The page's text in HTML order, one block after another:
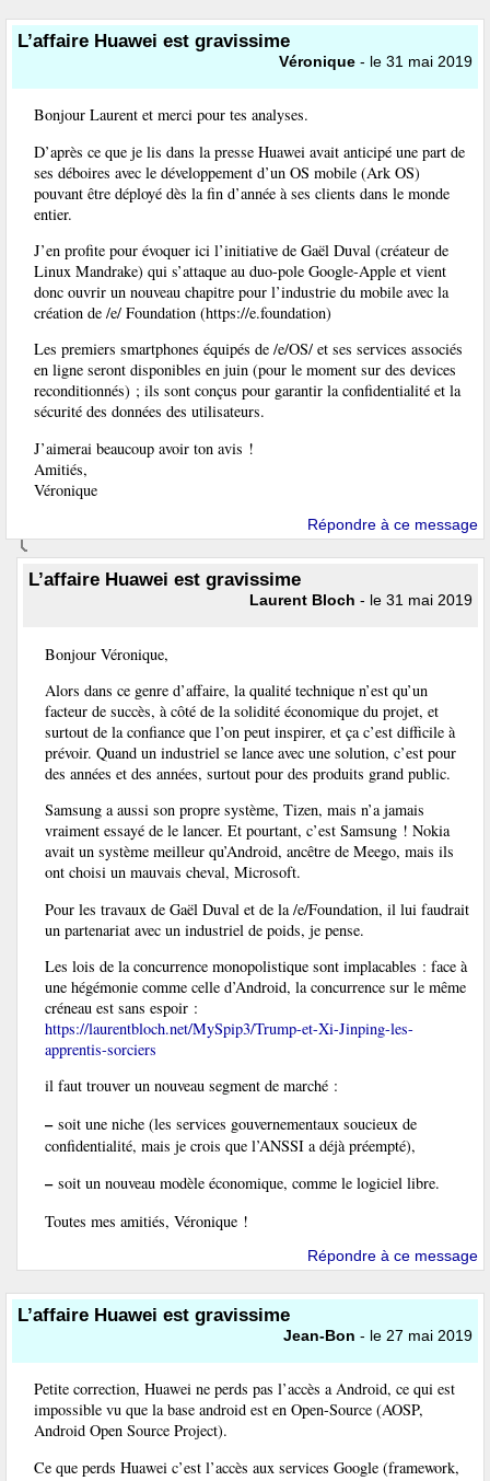
L’affaire Huawei est gravissime
Véronique - le 31 mai 2019
Bonjour Laurent et merci pour tes analyses.
D’après ce que je lis dans la presse Huawei avait anticipé une part de
ses déboires avec le développement d’un OS mobile (Ark OS)
pouvant être déployé dès la fin d’année à ses clients dans le monde
entier.
J’en profite pour évoquer ici l’initiative de Gaël Duval (créateur de
Linux Mandrake) qui s’attaque au duo-pole Google-Apple et vient
donc ouvrir un nouveau chapitre pour l’industrie du mobile avec la
création de /e/ Foundation (https://e.foundation)
Les premiers smartphones équipés de /e/OS/ et ses services associés
en ligne seront disponibles en juin (pour le moment sur des devices
reconditionnés) ; ils sont conçus pour garantir la confidentialité et la
sécurité des données des utilisateurs.
J’aimerai beaucoup avoir ton avis !
Amitiés,
Véronique
Répondre à ce message
L’affaire Huawei est gravissime
Laurent Bloch - le 31 mai 2019
Bonjour Véronique,
Alors dans ce genre d’affaire, la qualité technique n’est qu’un
facteur de succès, à côté de la solidité économique du projet, et
surtout de la confiance que l’on peut inspirer, et ça c’est difficile à
prévoir. Quand un industriel se lance avec une solution, c’est pour
des années et des années, surtout pour des produits grand public.
Samsung a aussi son propre système, Tizen, mais n’a jamais
vraiment essayé de le lancer. Et pourtant, c’est Samsung ! Nokia
avait un système meilleur qu’Android, ancêtre de Meego, mais ils
ont choisi un mauvais cheval, Microsoft.
Pour les travaux de Gaël Duval et de la /e/Foundation, il lui faudrait
un partenariat avec un industriel de poids, je pense.
Les lois de la concurrence monopolistique sont implacables : face à
une hégémonie comme celle d’Android, la concurrence sur le même
créneau est sans espoir :
https://laurentbloch.net/MySpip3/Trump-et-Xi-Jinping-les-
apprentis-sorciers
il faut trouver un nouveau segment de marché :
–soit une niche (les services gouvernementaux soucieux de
confidentialité, mais je crois que l’ANSSI a déjà préempté),
–soit un nouveau modèle économique, comme le logiciel libre.
Toutes mes amitiés, Véronique !
Répondre à ce message
L’affaire Huawei est gravissime
Jean-Bon - le 27 mai 2019
Petite correction, Huawei ne perds pas l’accès a Android, ce qui est
impossible vu que la base android est en Open-Source (AOSP,
Android Open Source Project).
Ce que perds Huawei c’est l’accès aux services Google (framework,